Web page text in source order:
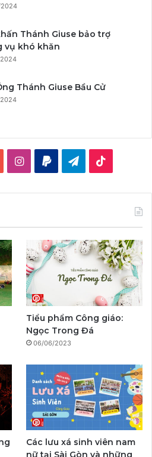
Thánh Giuse bảo trợ
vụ khó khăn
Thánh Giuse Bầu Cử
I
a
g
r
a
P
a
g
r
a
m
o
k
Tiểu phẩm Công giáo:
Ngọc Trong Đá
06/06/2023
Các lưu xá sinh viên nam
nữ tại Sài Gòn và những